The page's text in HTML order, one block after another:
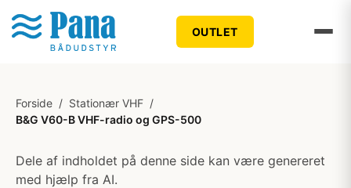
OUTLET
Forside / Stationær VHF /
B&G V60-B VHF-radio og GPS-500
Dele af indholdet på denne side kan være genereret
med hjælp fra AI.